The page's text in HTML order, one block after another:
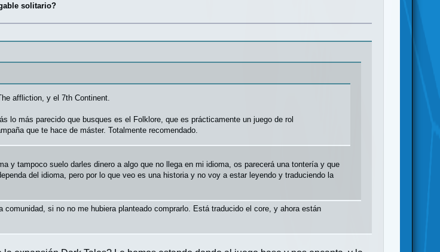
solitario?
affliction, y el 7th Continent.
lo más parecido que busques es el Folklore, que es prácticamente un juego de rol
que te hace de máster. Totalmente recomendado.
y tampoco suelo darles dinero a algo que no llega en mi idioma, os parecerá una tontería y que
del idioma, pero por lo que veo es una historia y no voy a estar leyendo y traduciendo la
si no no me hubiera planteado comprarlo. Está traducido el core, y ahora están